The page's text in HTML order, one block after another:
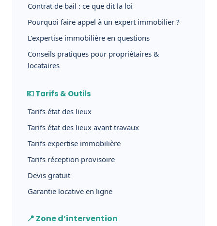
Contrat de bail : ce que dit la loi
Pourquoi faire appel à un expert immobilier ?
L’expertise immobilière en questions
Conseils pratiques pour propriétaires &
locataires
💶 Tarifs & Outils
Tarifs état des lieux
Tarifs état des lieux avant travaux
Tarifs expertise immobilière
Tarifs réception provisoire
Devis gratuit
Garantie locative en ligne
📍 Zone d’intervention